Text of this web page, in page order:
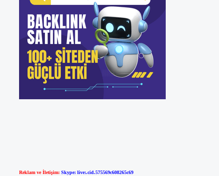
Reklam ve İletişim: Skype: live:.cid.575569c608265c69